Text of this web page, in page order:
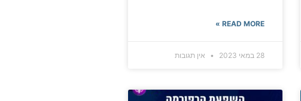
READ MORE »
28 במאי 2023 אין תגובות